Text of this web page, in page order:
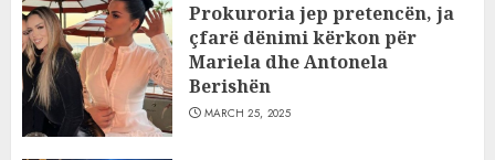
Prokuroria jep pretencën, ja
çfarë dënimi kërkon për
Mariela dhe Antonela
Berishën
MARCH 25, 2025